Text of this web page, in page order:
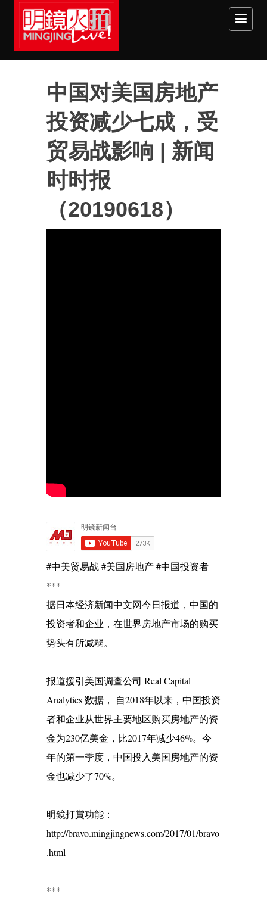
Skip to main content
中国对美国房地产
投资减少七成，受
贸易战影响 | 新闻
时时报
（20190618）
#中美贸易战 #美国房地产 #中国投资者
***
据日本经济新闻中文网今日报道，中国的
投资者和企业，在世界房地产市场的购买
势头有所减弱。
报道援引美国调查公司 Real Capital
Analytics 数据， 自2018年以来，中国投资
者和企业从世界主要地区购买房地产的资
金为230亿美金，比2017年减少46%。今
年的第一季度，中国投入美国房地产的资
金也减少了70%。
明鏡打賞功能：
http://bravo.mingjingnews.com/2017/01/bravo
.html
***